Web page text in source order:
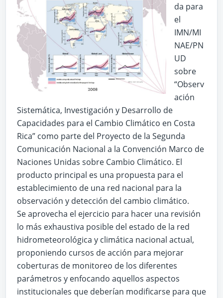
da para
el
IMN/MI
NAE/PN
UD
sobre
“Observ
ación
Sistemática, Investigación y Desarrollo de
Capacidades para el Cambio Climático en Costa
Rica” como parte del Proyecto de la Segunda
Comunicación Nacional a la Convención Marco de
Naciones Unidas sobre Cambio Climático. El
producto principal es una propuesta para el
establecimiento de una red nacional para la
observación y detección del cambio climático.
Se aprovecha el ejercicio para hacer una revisión
lo más exhaustiva posible del estado de la red
hidrometeorológica y climática nacional actual,
proponiendo cursos de acción para mejorar
coberturas de monitoreo de los diferentes
parámetros y enfocando aquellos aspectos
institucionales que deberían modificarse para que